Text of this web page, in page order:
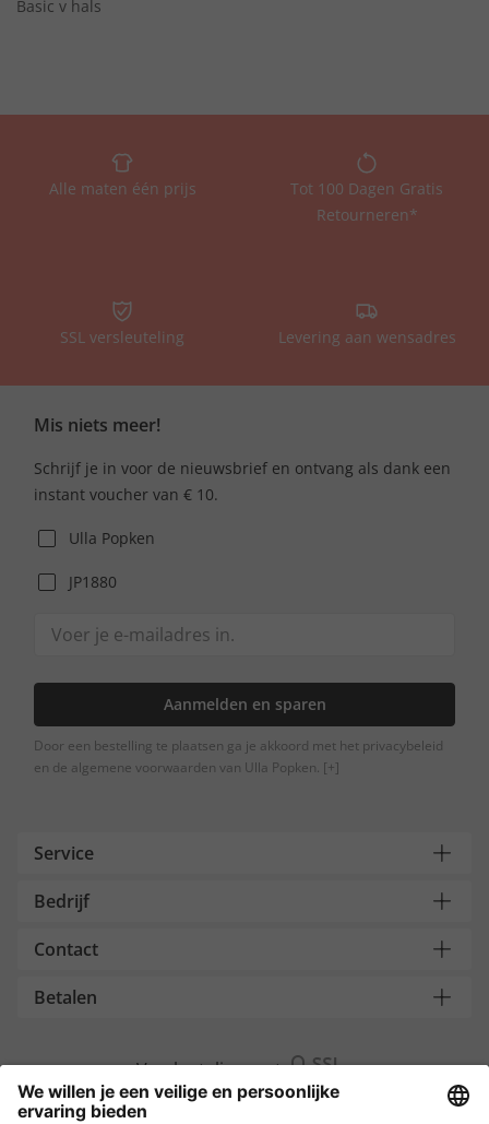
Basic v hals
Alle maten één prijs
Tot 100 Dagen Gratis
Retourneren*
SSL versleuteling Levering aan wensadres
Mis niets meer!
Schrijf je in voor de nieuwsbrief en ontvang als dank een
instant voucher van € 10.
Ulla Popken
JP1880
Aanmelden en sparen
Door een bestelling te plaatsen ga je akkoord met het privacybeleid
en de algemene voorwaarden van Ulla Popken. [+]
Service
Bedrijf
Contact
Betalen
Versleuteling met